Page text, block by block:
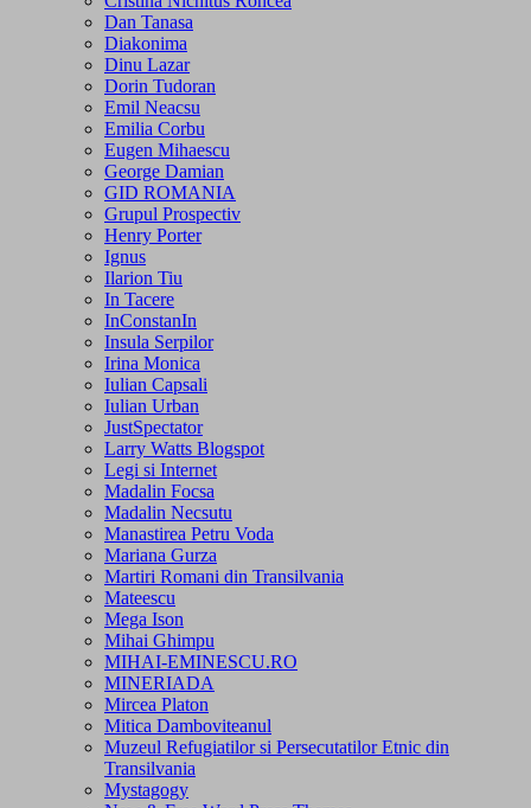
Dan Tanasa
Diakonima
Dinu Lazar
Dorin Tudoran
Emil Neacsu
Emilia Corbu
Eugen Mihaescu
George Damian
GID ROMANIA
Grupul Prospectiv
Henry Porter
Ignus
Ilarion Tiu
In Tacere
InConstanIn
Insula Serpilor
Irina Monica
Iulian Capsali
Iulian Urban
JustSpectator
Larry Watts Blogspot
Legi si Internet
Madalin Focsa
Madalin Necsutu
Manastirea Petru Voda
Mariana Gurza
Martiri Romani din Transilvania
Mateescu
Mega Ison
Mihai Ghimpu
MIHAI-EMINESCU.RO
MINERIADA
Mircea Platon
Mitica Damboviteanul
Muzeul Refugiatilor si Persecutatilor Etnic din
Transilvania
Mystagogy